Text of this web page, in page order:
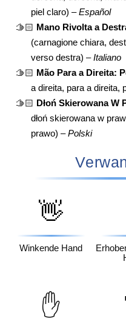
piel claro) –Español
🫱🏻 Mano Rivolta a
(carnagione chiara,
verso destra) –Italiano
🫱🏻 Mão Para a Direita:
a direita, para a direita,
🫱🏻 Dłoń Skierowana W
dłoń skierowana w
prawo) –Polski
👋
Winkende Hand
✋